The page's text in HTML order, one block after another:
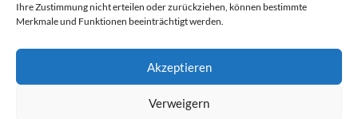
Ihre Zustimmung nicht erteilen oder zurückziehen, können bestimmte
Merkmale und Funktionen beeinträchtigt werden.
Akzeptieren
Verweigern